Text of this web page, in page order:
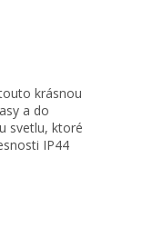
krásnou
a do
svetlu, ktoré
IP44